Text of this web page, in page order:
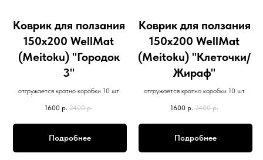
Коврик для ползания
150х200 WellMat
(Meitoku) "Городок
3"
отгружается кратно коробки 10 шт
1600 р. 2400 р.
Подробнее
Коврик для ползания
150х200 WellMat
(Meitoku) "Клеточки/
Жираф"
отгружается кратно коробки 10 шт
1600 р. 2400 р.
Подробнее